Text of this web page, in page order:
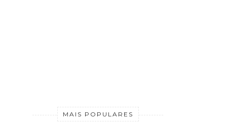
MAIS POPULARES